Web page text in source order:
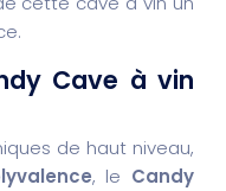
Cave à vin
de haut niveau,
, le Candy